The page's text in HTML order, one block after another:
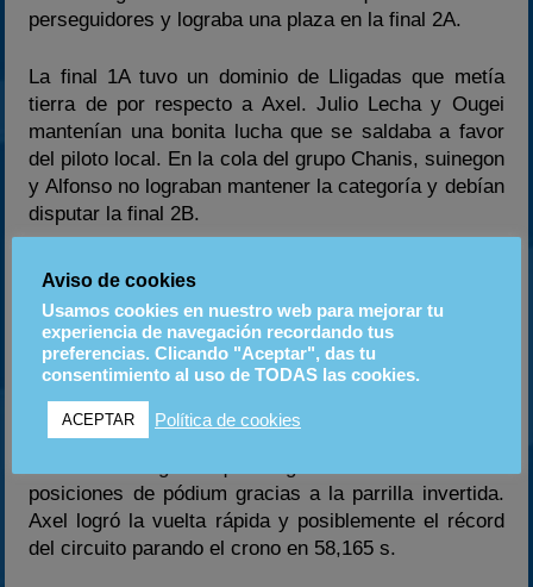
perseguidores y lograba una plaza en la final 2A.
La final 1A tuvo un dominio de Lligadas que metía
tierra de por respecto a Axel. Julio Lecha y Ougei
mantenían una bonita lucha que se saldaba a favor
del piloto local. En la cola del grupo Chanis, suinegon
y Alfonso no lograban mantener la categoría y debían
disputar la final 2B.
En la final 2B un gran Royo se hacía con la victoria
por delante de Chanis y Alfonso. El ritmo del líder era
demasiado para Chanis que veía como el mono de
JPS era inalcanzable.
En la última final, 2A, Lligadas lograba remontar y se
situaba líder de la prueba seguido por Axel y el
posiciones de pódium gracias a la parrilla invertida.
Axel logró la vuelta rápida y posiblemente el récord
del circuito parando el crono en 58,165 s.
Aviso de cookies
Usamos cookies en nuestro web para mejorar tu
experiencia de navegación recordando tus
preferencias. Clicando "Aceptar", das tu
consentimiento al uso de TODAS las cookies.
ACEPTAR Política de cookies